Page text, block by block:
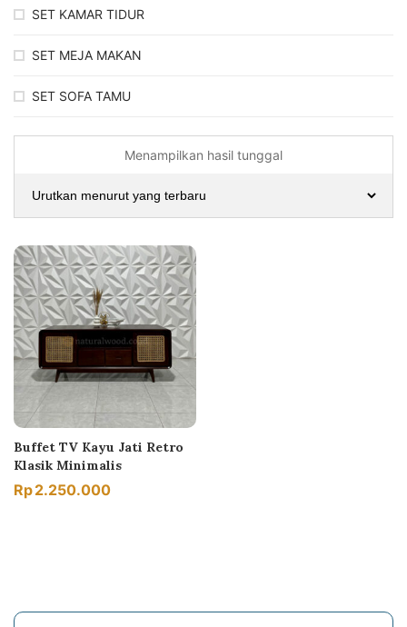
SET KAMAR TIDUR
SET MEJA MAKAN
SET SOFA TAMU
Menampilkan hasil tunggal
Buffet TV Kayu Jati Retro
Klasik Minimalis
Rp2.250.000